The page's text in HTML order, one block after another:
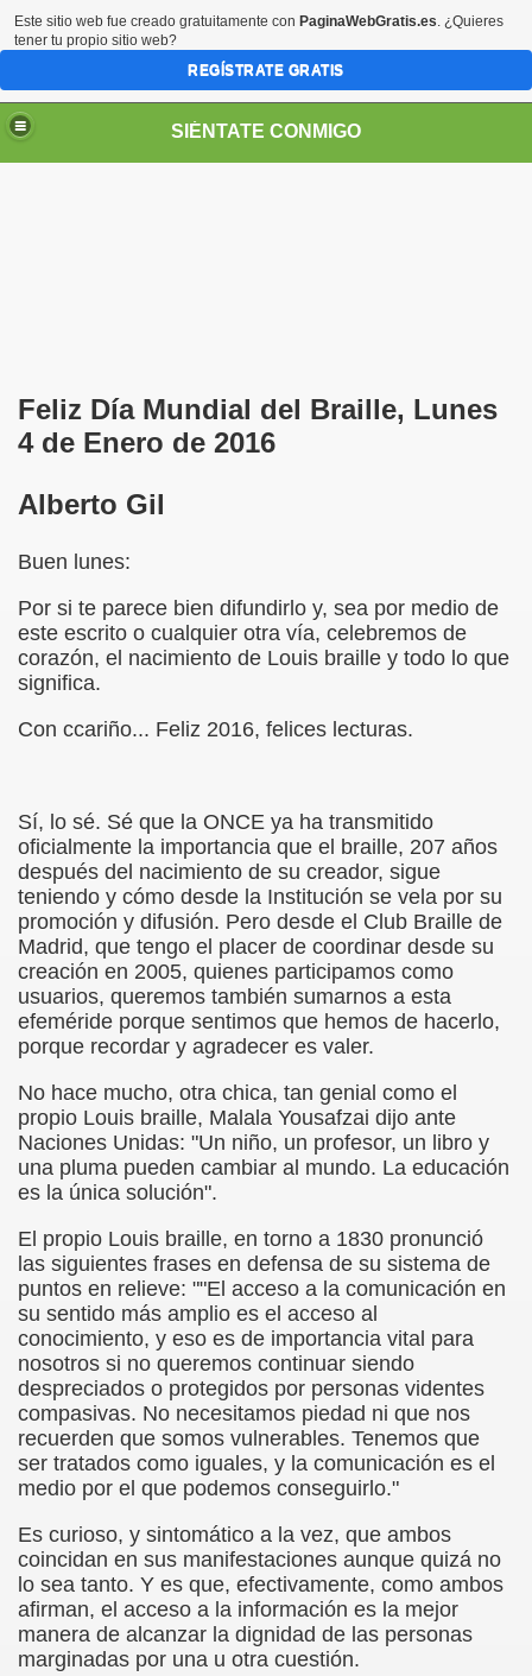
SIÉNTATE CONMIGO
Feliz Día Mundial del Braille, Lunes
4 de Enero de 2016
Alberto Gil
Buen lunes:
Por si te parece bien difundirlo y, sea por medio de
este escrito o cualquier otra vía, celebremos de
corazón, el nacimiento de Louis braille y todo lo que
significa.
Con ccariño... Feliz 2016, felices lecturas.
Sí, lo sé. Sé que la ONCE ya ha transmitido
oficialmente la importancia que el braille, 207 años
después del nacimiento de su creador, sigue
teniendo y cómo desde la Institución se vela por su
promoción y difusión. Pero desde el Club Braille de
Madrid, que tengo el placer de coordinar desde su
creación en 2005, quienes participamos como
usuarios, queremos también sumarnos a esta
efeméride porque sentimos que hemos de hacerlo,
porque recordar y agradecer es valer.
No hace mucho, otra chica, tan genial como el
propio Louis braille, Malala Yousafzai dijo ante
Naciones Unidas: "Un niño, un profesor, un libro y
una pluma pueden cambiar al mundo. La educación
es la única solución".
El propio Louis braille, en torno a 1830 pronunció
las siguientes frases en defensa de su sistema de
puntos en relieve: ""El acceso a la comunicación en
su sentido más amplio es el acceso al
conocimiento, y eso es de importancia vital para
nosotros si no queremos continuar siendo
despreciados o protegidos por personas videntes
compasivas. No necesitamos piedad ni que nos
recuerden que somos vulnerables. Tenemos que
ser tratados como iguales, y la comunicación es el
medio por el que podemos conseguirlo."
Es curioso, y sintomático a la vez, que ambos
coincidan en sus manifestaciones aunque quizá no
lo sea tanto. Y es que, efectivamente, como ambos
afirman, el acceso a la información es la mejor
manera de alcanzar la dignidad de las personas
marginadas por una u otra cuestión.
(Pedro Zurita)
Bejarano)
(Juan José Miñana)
a Charles Barbier (Pablo Madrid Herruzo)
Sus Precios (Pedro Zurita)
de l'Adolescència en Nois-es Cecs i Deficients
a Desarrollar CRE Joan Amades ONCE, 1990 (Miquel
en Peligro de Extinción (Eutiquio Cabrerizo)
Todos (Pedro Zurita)
Borrás)
Social, Córdoba 03-03-09 (Pedro A. Zurita)
de Sor Sacramento)
Elissalde)
1ª Escuela de Ciegos Que Hubo en España (Jesús
06-09 (Pedro Zurita)
(Francisco Javier Bernal García)
(Roberto Enjuto)
Fundamento Y Sentimientos (Samuel Rodríguez
Este sitio web fue creado gratuitamente con PaginaWebGratis.es. ¿Quieres
tener tu propio sitio web?
REGÍSTRATE GRATIS